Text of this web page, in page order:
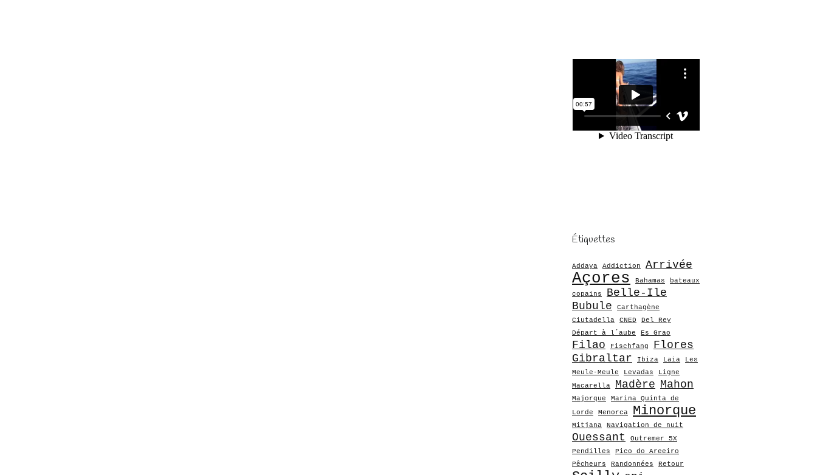
Étiquettes
Addaya Addiction Arrivée
Açores Bahamas
bateaux
copains
Belle-Ile
Bubule
Carthagène
Ciutadella
CNED
Del Rey
Départ à l´aube
Es Grao
Filao Fischfang
Flores
Gibraltar
Ibiza Laia
Les
Meule-Meule
Levadas
Ligne
Macarella
Madère Mahon
Majorque
Marina Quinta de
Lorde
Menorca Minorque
Mitjana Navigation de nuit
Ouessant
Outremer 5X
Pendilles
Pico do Areeiro
Pêcheurs
Randonnées Retour